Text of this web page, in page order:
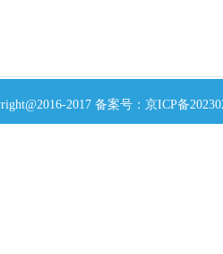
2017 备案号： 京ICP备